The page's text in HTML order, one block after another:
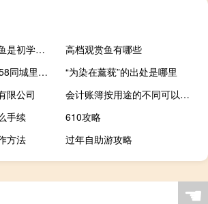
观赏鱼铅笔：铅笔鱼是初学者比较容易饲养的观赏鱼
高档观赏鱼有哪些
58同城观赏鱼（在58同城里在线购买观赏鱼靠谱吗？）
“为染在薰莸”的出处是哪里
限公司
会计账簿按用途的不同可以分为（会计帐簿按用途的不同 可分为）
手续
610攻略
方法
过年自助游攻略
什么
财神爷指谁谁发财壁纸 +6 绿色免费版（财神爷指谁谁发财壁纸 +6 绿色免费版功能简介）
提高成绩
☚